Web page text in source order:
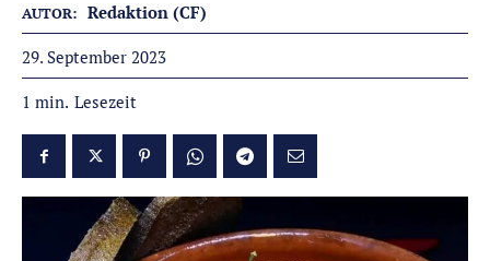
AUTOR: Redaktion (CF)
29. September 2023
1 min. Lesezeit